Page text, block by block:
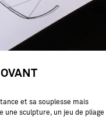
et sa souplesse mais
une sculpture, un jeu de pliage